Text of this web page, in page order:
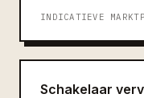
INDICATIEVE
Schakelaar